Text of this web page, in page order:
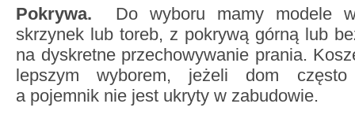
Pokrywa.
Do wyboru mamy modele
skrzynek lub toreb, z pokrywą górną lub
na dyskretne przechowywanie prania.
lepszym wyborem, jeżeli dom często
a pojemnik nie jest ukryty w zabudowie.